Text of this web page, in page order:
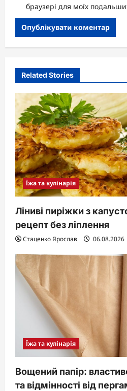
браузері для моїх
Related Stories
Їжа та кулінарія
Ліниві пиріжки з
рецепт без ліплення
Стаценко Ярослав 06.08.2026
Їжа та кулінарія
Вощений папір:
та відмінності від